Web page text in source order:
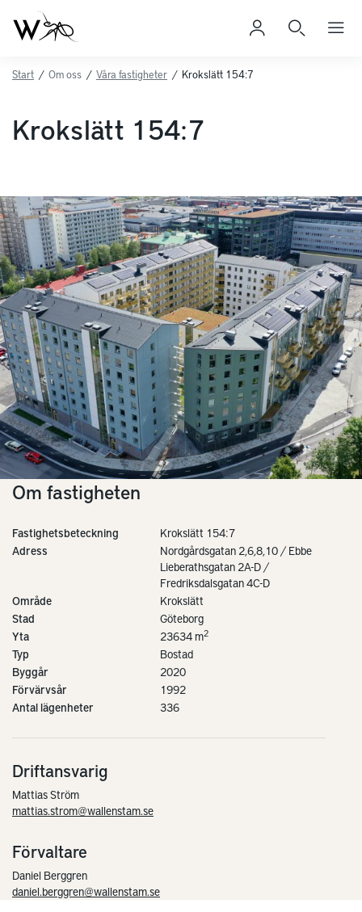
Start / Om oss / Våra fastigheter / Krokslätt 154:7
Krokslätt 154:7
Om fastigheten
Fastighetsbeteckning
Krokslätt 154:7
Adress
Nordgårdsgatan 2,6,8,10 / Ebbe
Lieberathsgatan 2A-D /
Fredriksdalsgatan 4C-D
Område
Krokslätt
Stad
Göteborg
Yta
23634 m2
Typ
Bostad
Byggår
2020
Förvärvsår
1992
Antal lägenheter
336
Driftansvarig
Mattias Ström
mattias.strom@wallenstam.se
Förvaltare
Daniel Berggren
daniel.berggren@wallenstam.se